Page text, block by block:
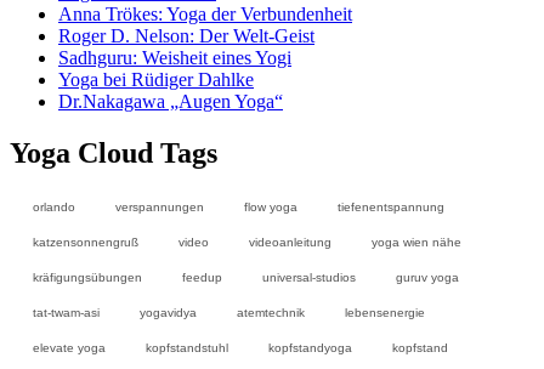
Anna Trökes: Yoga der Verbundenheit
Roger D. Nelson: Der Welt-Geist
Sadhguru: Weisheit eines Yogi
Yoga bei Rüdiger Dahlke
Dr.Nakagawa „Augen Yoga“
Yoga Cloud Tags
orlando verspannungen flow yoga tiefenentspannung
katzensonnengruß video videoanleitung yoga wien nähe
kräfigungsübungen feedup universal-studios guruv yoga
tat-twam-asi yogavidya atemtechnik lebensenergie
elevate yoga kopfstandstuhl kopfstandyoga kopfstand